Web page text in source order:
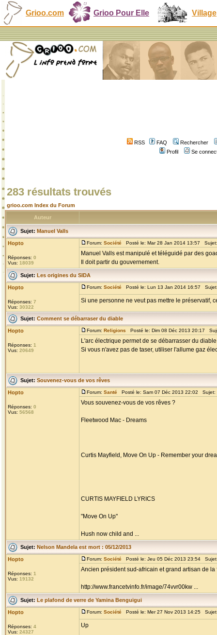
Grioo.com Grioo Pour Elle Village
RSS FAQ
Rechercher
Profil
Se
283 résultats trouvés
grioo.com Index du Forum
Auteur
Sujet: Manuel Valls
Hopto
Réponses: 0
Vus: 18039
Forum: Société Posté le: Mar 28 Jan 2014 13:57
Manuel Valls est manipulé et téléguidé par des
Il doit partir du gouvernement.
Sujet: Les origines du SIDA
Hopto
Réponses: 7
Vus: 30322
Forum: Société Posté le: Lun 13 Jan 2014 16:57
Si une personne ne veut pas mettre le préservatif,
Sujet: Comment se débarraser du diable
Hopto
Réponses: 1
Vus: 20649
Forum: Religions Posté le: Dim 08 Déc 2013 20:17
L'arc électrique permet de se débarrasser du
Si vous n'avez pas de taser, utiliser l'allume gaz
Sujet: Souvenez-vous de vos rêves
Hopto
Réponses: 0
Vus: 56568
Forum: Santé Posté le: Sam 07 Déc 2013 22:02 Sujet:
Vous souvenez-vous de vos rêves ?
Fleetwood Mac - Dreams
Curtis Mayfield, Move On Up - Remember your
CURTIS MAYFIELD LYRICS
"Move On Up"
Hush now child and ...
Sujet: Nelson Mandela est mort : 05/12/2013
Hopto
Réponses: 1
Vus: 19132
Forum: Société Posté le: Jeu 05 Déc 2013 23:54
Ancien président sud-africain et grand artisan de
http://www.francetvinfo.fr/image/74vvr00kw ...
Sujet: Le plafond de verre de Yamina Benguigui
Hopto
Réponses: 4
Vus: 24327
Forum: Société Posté le: Mer 27 Nov 2013 14:25
Up